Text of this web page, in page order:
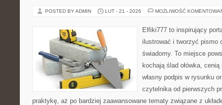
POSTED BY ADMIN LUT - 21 - 2026 MOŻLIWOŚĆ
Elfiki777 to inspirujący
ilustrować i tworzyć pismo
świadomy. To miejsce
kochają ślad ołówka,
własny podpis w rysunku
czytelnika od pierwszych
praktykę, aż po bardziej zaawansowane tematy związane z